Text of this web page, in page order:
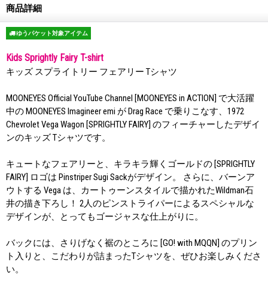
商品詳細
ゆうパケット対象アイテム
Kids Sprightly Fairy T-shirt
キッズ スプライトリー フェアリー Tシャツ
MOONEYES Official YouTube Channel [MOONEYES in ACTION] で大活躍
中の MOONEYES Imagineer emi が Drag Race で乗りこなす、1972
Chevrolet Vega Wagon [SPRIGHTLY FAIRY] のフィーチャーしたデザイ
ンのキッズ Tシャツです。
キュートなフェアリーと、キラキラ輝くゴールドの [SPRIGHTLY
FAIRY] ロゴは Pinstriper Sugi Sackがデザイン。 さらに、バーンア
ウトする Vega は、カートゥーンスタイルで描かれたWildman石
井の描き下ろし！ 2人のピンストライパーによるスペシャルな
デザインが、とってもゴージャスな仕上がりに。
バックには、さりげなく裾のところに [GO! with MQQN] のプリン
ト入りと、こだわりが詰まったTシャツを、ぜひお楽しみくださ
い。